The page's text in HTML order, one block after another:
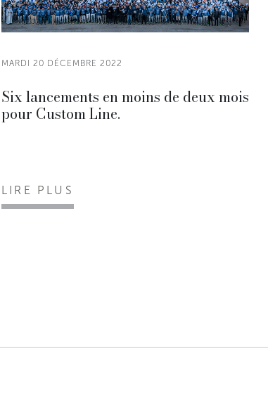
MARDI 20 DÉCEMBRE 2022
Six lancements en moins de deux mois
pour Custom Line.
LIRE PLUS